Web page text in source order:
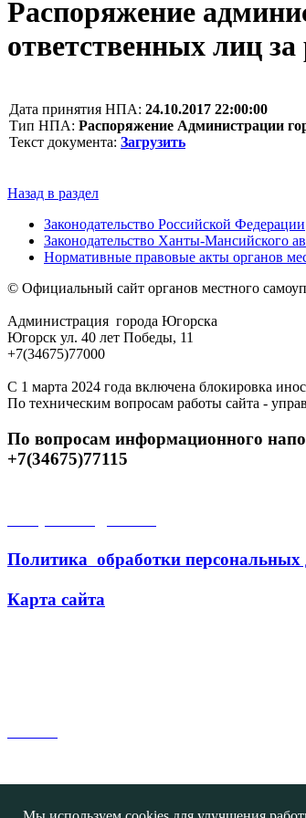
Распоряжение
ответственных лиц
Дата принятия НПА: 24.10.2017 22:00:00
Тип НПА: Распоряжение Администрации
Текст документа: Загрузить
Назад в раздел
Законодательство Российской Федерации
Законодательство Ханты-Мансийского
Нормативные правовые акты органов
© Официальный сайт органов местного
Администрация города Югорска
Югорск ул. 40 лет Победы, 11
+7(34675)77000
С 1 марта 2024 года включена блокировка
По техническим вопросам работы сайта -
По вопросам информационного
+7(34675)77115
Политика обработки
Карта сайта